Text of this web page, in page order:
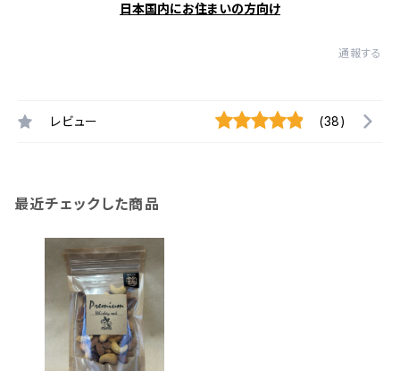
日本国内にお住まいの方向け
通報する
レビュー (38)
最近チェックした商品